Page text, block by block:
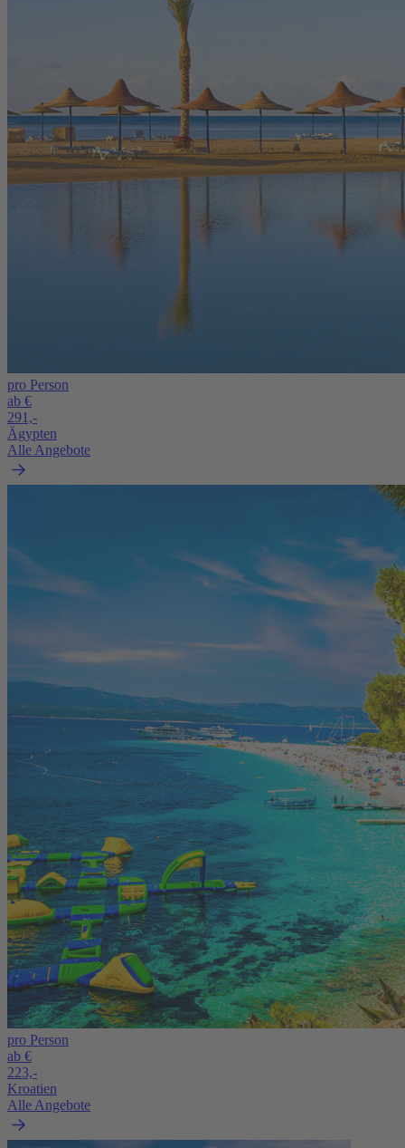
pro Person
ab €
291,-
Ägypten
Alle Angebote
pro Person
ab €
223,-
Kroatien
Alle Angebote